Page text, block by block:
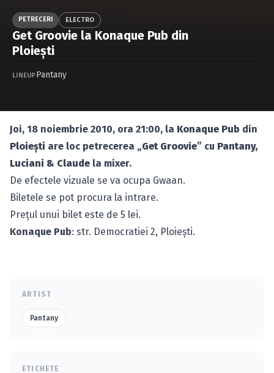
Caută în site...
PETRECERI ELECTRO
Get Groovie la Konaque Pub din
Ploieşti
LINEUPPantany
Joi, 18 noiembrie 2010, ora 21:00, la Konaque Pub din
Ploieşti are loc petrecerea „Get Groovie” cu Pantany,
Luciani & Claude la mixer.
De efectele vizuale se va ocupa Gwaan.
Biletele se pot procura la intrare.
Preţul unui bilet este de 5 lei.
Konaque Pub: str. Democratiei 2, Ploieşti.
ARTIST
Pantany
ETICHETE